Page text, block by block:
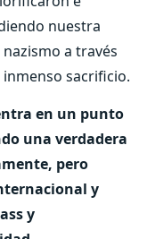
nuestra
a través
sacrificio.
en un punto
una verdadera
pero
y
y